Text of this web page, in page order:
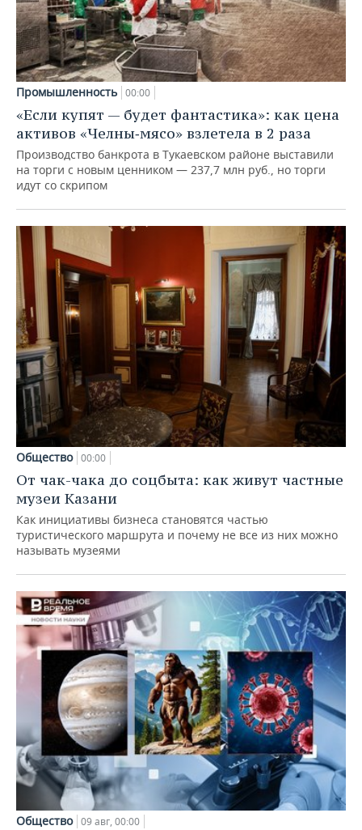
Промышленность 00:00
«Если купят — будет фантастика»: как цена
активов «Челны‑мясо» взлетела в 2 раза
Производство банкрота в Тукаевском районе выставили
на торги с новым ценником — 237,7 млн руб., но торги
идут со скрипом
Общество 00:00
От чак-чака до соцбыта: как живут частные
музеи Казани
Как инициативы бизнеса становятся частью
туристического маршрута и почему не все из них можно
называть музеями
Общество 09 авг, 00:00